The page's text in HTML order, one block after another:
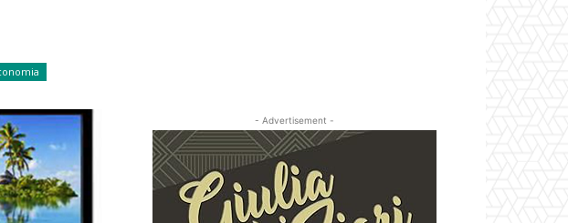
- Advertisement -